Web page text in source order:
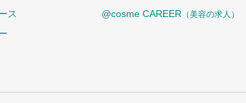
ス
@cosme CAREER （美容の求人）